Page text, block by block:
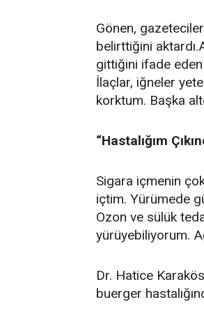
Gönen,
belirttiğini
gittiğini ifade eden
İlaçlar, iğneler
korktum. Başka
“Hastalığım
Sigara içmenin
içtim. Yürümede
Ozon ve sülük
yürüyebiliyorum.
Dr. Hatice
buerger